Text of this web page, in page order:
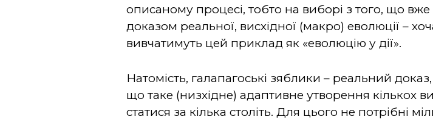
описаному процесі, тобто на виборі з того, що
доказом реальної, висхідної (макро) еволюції –
вивчатимуть цей приклад як «еволюцію у дії».
Натомість, галапагоські зяблики – реальний
що таке (низхідне) адаптивне утворення кількох
статися за кілька століть. Для цього не потрібні